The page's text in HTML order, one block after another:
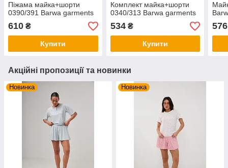
Піжама майка+шорти
0390/391 Barwa garments
610 ₴
Купити
Комплект майка+шорти
0340/313 Barwa garments
534₴
Купити
576
Акційні пропозиції та новинки
Новинка Новинка